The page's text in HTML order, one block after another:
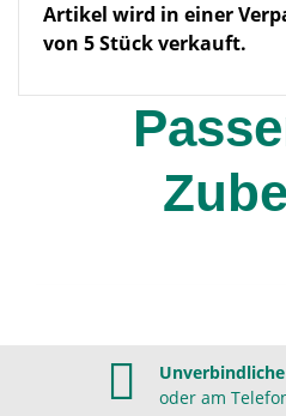
Artikel wird in einer
von 5 Stück verkauft.
oder am